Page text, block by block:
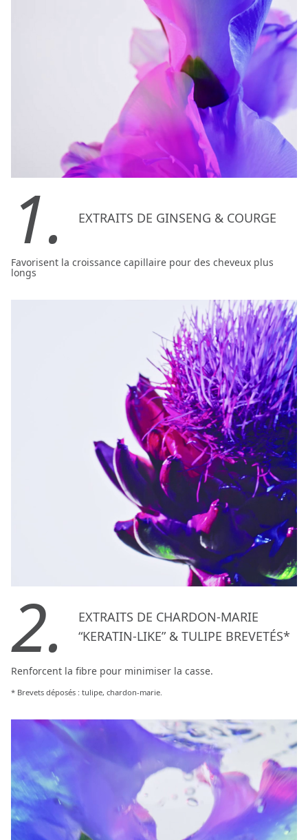
1. EXTRAITS DE GINSENG & COURGE
Favorisent la croissance capillaire pour des cheveux plus
longs
2.
EXTRAITS DE CHARDON-MARIE
“KERATIN-LIKE” & TULIPE BREVETÉS*
Renforcent la fibre pour minimiser la casse.
* Brevets déposés : tulipe, chardon-marie.